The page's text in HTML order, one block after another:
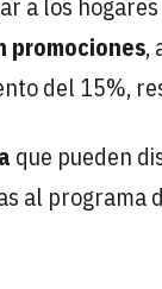
a los
promociones,
del 15%,
que pueden
al programa